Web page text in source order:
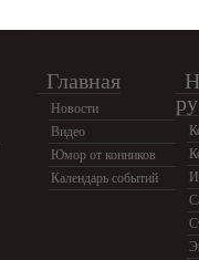
Главная
Новости
Видео
Юмор от конников
Календарь событий